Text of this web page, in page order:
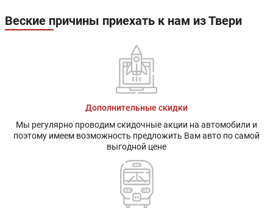
Веские причины приехать к нам из Твери
Дополнительные скидки
Мы регулярно проводим скидочные акции на автомобили и
поэтому имеем возможность предложить Вам авто по самой
выгодной цене